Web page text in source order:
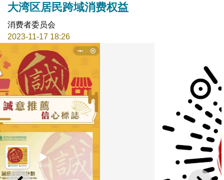
大湾区居民跨域消费权益
消费者委员会
2023-11-17 18:26